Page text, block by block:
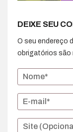
DEIXE SEU
O seu endereço
obrigatórios são